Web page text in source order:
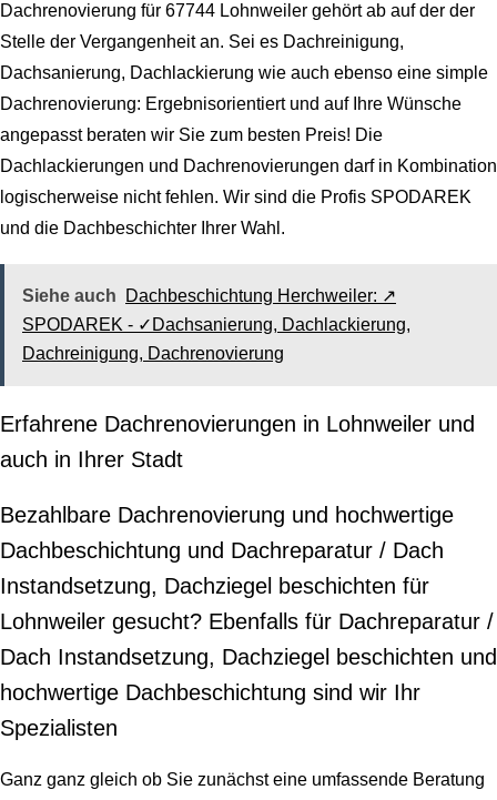
Dachrenovierung für 67744 Lohnweiler gehört ab auf der der
Stelle der Vergangenheit an. Sei es Dachreinigung,
Dachsanierung, Dachlackierung wie auch ebenso eine simple
Dachrenovierung: Ergebnisorientiert und auf Ihre Wünsche
angepasst beraten wir Sie zum besten Preis! Die
Dachlackierungen und Dachrenovierungen darf in Kombination
logischerweise nicht fehlen. Wir sind die Profis SPODAREK
und die Dachbeschichter Ihrer Wahl.
Siehe auch
Dachbeschichtung Herchweiler: ↗️
SPODAREK - ✓Dachsanierung, Dachlackierung,
Dachreinigung, Dachrenovierung
Erfahrene Dachrenovierungen in Lohnweiler und
auch in Ihrer Stadt
Bezahlbare Dachrenovierung und hochwertige
Dachbeschichtung und Dachreparatur / Dach
Instandsetzung, Dachziegel beschichten für
Lohnweiler gesucht? Ebenfalls für Dachreparatur /
Dach Instandsetzung, Dachziegel beschichten und
hochwertige Dachbeschichtung sind wir Ihr
Spezialisten
Ganz ganz gleich ob Sie zunächst eine umfassende Beratung